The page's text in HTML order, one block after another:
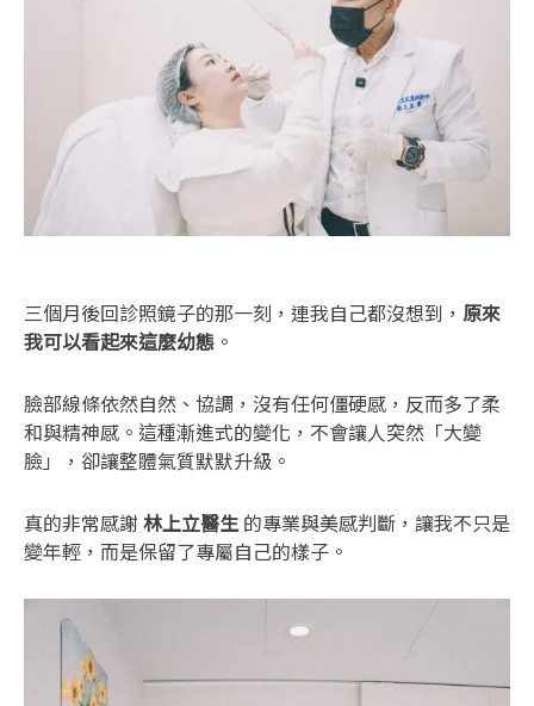
三個月後回診照鏡子的那一刻，連我自己都沒想到， 原來
我可以看起來這麼幼態 。
臉部線條依然自然、協調，沒有任何僵硬感，反而多了柔
和與精神感。這種漸進式的變化，不會讓人突然「大變
臉」，卻讓整體氣質默默升級。
真的非常感謝 林上立醫生 的專業與美感判斷，讓我不只是
變年輕，而是保留了專屬自己的樣子。